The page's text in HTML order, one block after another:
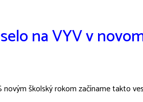
na VYV v
novým školský rokom začíname takto